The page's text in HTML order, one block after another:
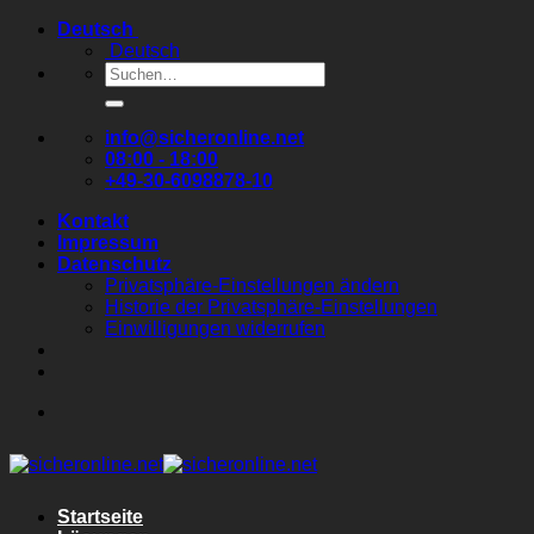
Zum
springen
Deutsch
Deutsch
Suchen
nach:
info@sicheronline.net
08:00 - 18:00
+49-30-6098878-10
Kontakt
Impressum
Datenschutz
Privatsphäre-Einstellungen ändern
Historie der Privatsphäre-Einstellungen
Einwilligungen widerrufen
Startseite